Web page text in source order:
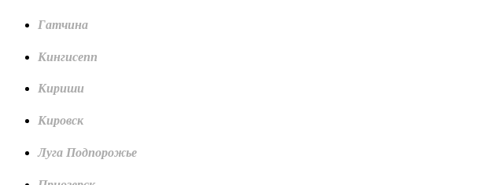
Гатчина
Кингисепп
Кириши
Кировск
Луга Подпорожье